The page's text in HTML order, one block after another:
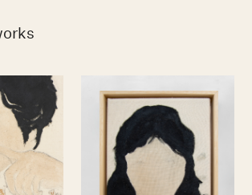
No items found.